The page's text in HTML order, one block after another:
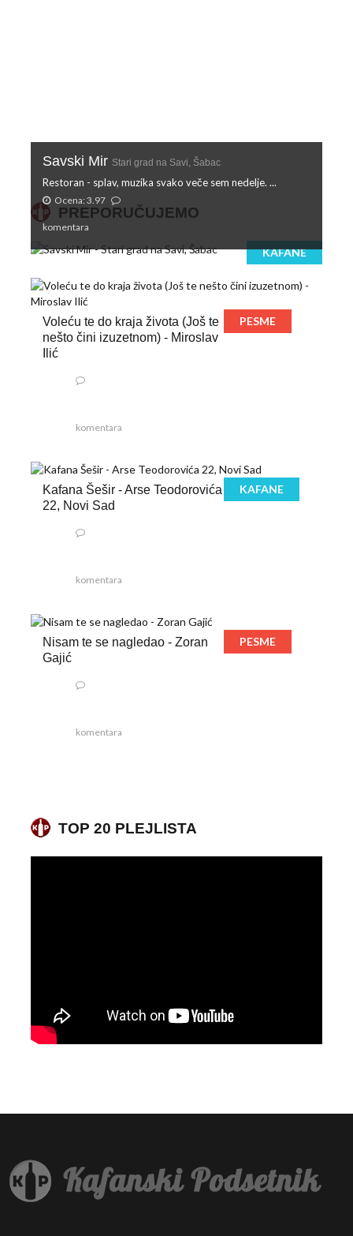
PREPORUČUJEMO
KAFANE
Savski Mir Stari grad na Savi, Šabac
Restoran - splav, muzika svako veče sem nedelje. ...
Ocena: 3.97
komentara
Voleću te do kraja života (Još te
nešto čini izuzetnom) - Miroslav
Ilić
PESME
komentara
Kafana Šešir - Arse Teodorovića
22, Novi Sad
KAFANE
komentara
Nisam te se nagledao - Zoran
Gajić
PESME
komentara
TOP 20 PLEJLISTA